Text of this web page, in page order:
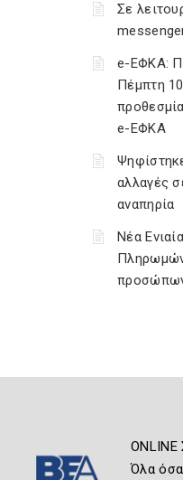
Σε
e-ΕΦΚΑ:
Πέμπτη
e-ΕΦΚΑ
αλλαγές
αναπηρία
Νέα
ONLINE
Όλα